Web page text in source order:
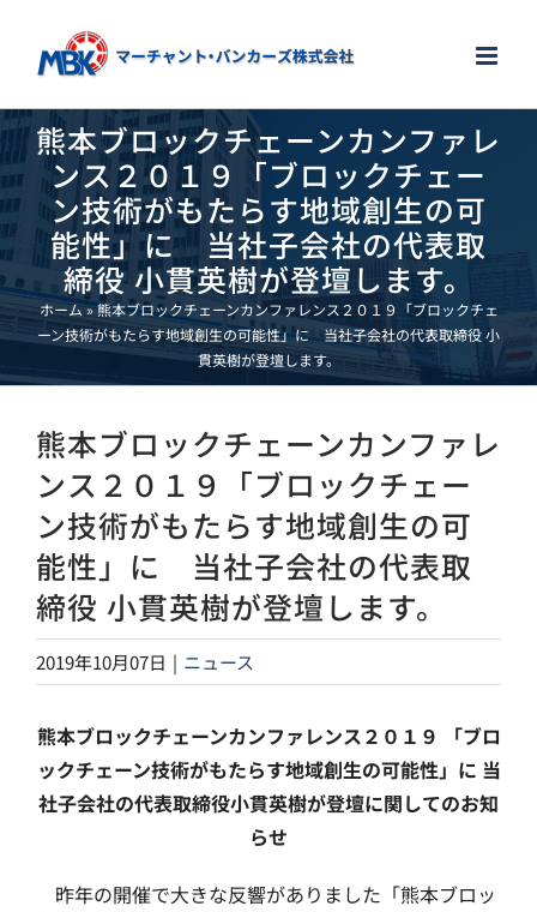
content
熊本ブロックチェーンカンファレ
ンス２０１９「ブロックチェー
ン技術がもたらす地域創生の可
能性」に 当社子会社の代表取
締役 小貫英樹が登壇します。
ホーム»熊本ブロックチェーンカンファレンス２０１９「ブロックチェ
ーン技術がもたらす地域創生の可能性」に 当社子会社の代表取締役 小
貫英樹が登壇します。
熊本ブロックチェーンカンファレ
ンス２０１９「ブロックチェー
ン技術がもたらす地域創生の可
能性」に 当社子会社の代表取
締役 小貫英樹が登壇します。
2019年10月07日 | ニュース
熊本ブロックチェーンカンファレンス２０１９ 「ブロ
ックチェーン技術がもたらす地域創生の可能性」に 当
社子会社の代表取締役小貫英樹が登壇に関してのお知
らせ
昨年の開催で大きな反響がありました「熊本ブロッ